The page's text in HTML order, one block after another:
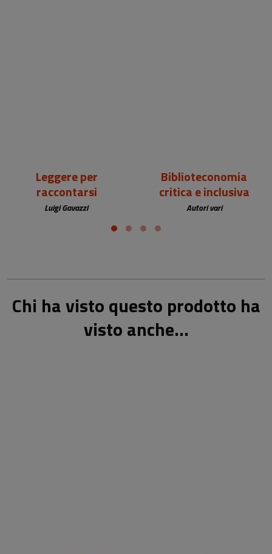
Leggere per
raccontarsi
Luigi Gavazzi
Biblioteconomia
critica e inclusiva
Autori vari
Chi ha visto questo prodotto ha
visto anche...